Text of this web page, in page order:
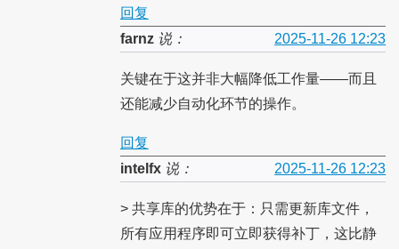
回复
farnz说： 2025-11-26 12:23
关键在于这并非大幅降低工作量——而且
还能减少自动化环节的操作。
回复
intelfx说： 2025-11-26 12:23
> 共享库的优势在于：只需更新库文件，
所有应用程序即可立即获得补丁，这比静